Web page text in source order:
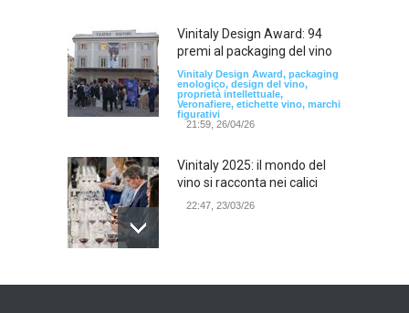
Vinitaly Design Award: 94
premi al packaging del vino
Vinitaly Design Award, packaging
enologico, design del vino,
proprietà intellettuale,
Veronafiere, etichette vino, marchi
figurativi
21:59, 26/04/26
Vinitaly 2025: il mondo del
vino si racconta nei calici
22:47, 23/03/26
Model Expo Italy 2025 a